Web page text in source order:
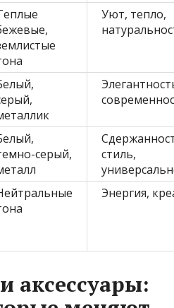
Уют, тепло,
серый,
стиль,
Энергия,
аксессуары: